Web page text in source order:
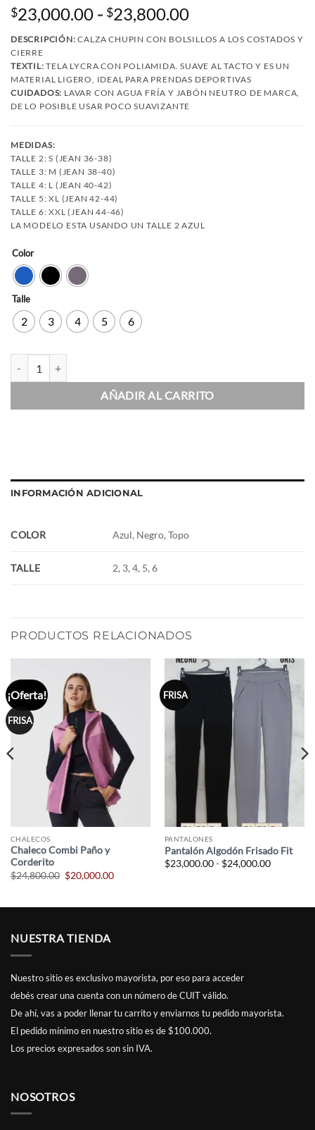
$23,000.00 - $23,800.00Rango
precios:
desde
$23,000.00
hasta
$23,800.00
DESCRIPCIÓN: CALZA CHUPIN CON BOLSILLOS A LOS COSTADOS Y
CIERRE
TEXTIL: TELA LYCRA CON POLIAMIDA. SUAVE AL TACTO Y ES UN
MATERIAL LIGERO, IDEAL PARA PRENDAS DEPORTIVAS
CUIDADOS: LAVAR CON AGUA FRÍA Y JABÓN NEUTRO DE MARCA,
DE LO POSIBLE USAR POCO SUAVIZANTE
MEDIDAS:
TALLE 2: S (JEAN 36-38)
TALLE 3: M (JEAN 38-40)
TALLE 4: L (JEAN 40-42)
TALLE 5: XL (JEAN 42-44)
TALLE 6: XXL (JEAN 44-46)
LA MODELO ESTA USANDO UN TALLE 2 AZUL
Color
Talle
2 3 4 5 6
AÑADIR AL CARRITO
INFORMACIÓN ADICIONAL
COLOR Azul, Negro, Topo
TALLE 2, 3, 4, 5, 6
PRODUCTOS RELACIONADOS
¡Oferta!
FRISA
CHALECOS
Chaleco Combi Paño y
Corderito
$24,800.00 El
precio
$24,800.00.
$20,000.00El
$20,000.00.
FRISA
PANTALONES
Pantalón Algodón Frisado Fit
$23,000.00 - $24,000.00Rango
hasta
NUESTRA TIENDA
Nuestro sitio es exclusivo mayorista, por eso para acceder
debés crear una cuenta con un número de CUIT válido.
De ahí, vas a poder llenar tu carrito y enviarnos tu pedido mayorista.
El pedido mínimo en nuestro sitio es de $100.000.
Los precios expresados son sin IVA.
NOSOTROS